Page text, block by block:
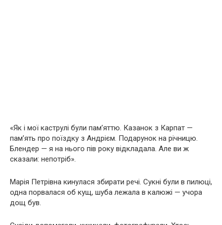
«Як і мої каструлі були пам’яттю. Казанок з Карпат —
пам’ять про поїздку з Андрієм. Подарунок на річницю.
Блендер — я на нього пів року відкладала. Але ви ж
сказали: непотріб».
Марія Петрівна кинулася збирати речі. Сукні були в пилюці,
одна порвалася об кущ, шуба лежала в калюжі — учора
дощ був.